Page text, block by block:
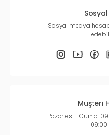
Sosyal medya
Müşteri
Pazartesi - Cuma:
09:00